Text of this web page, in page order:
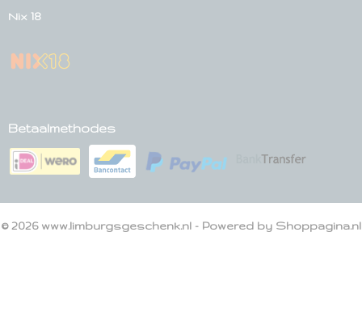
Nix 18
Betaalmethodes
© 2026 www.limburgsgeschenk.nl - Powered by Shoppagina.nl